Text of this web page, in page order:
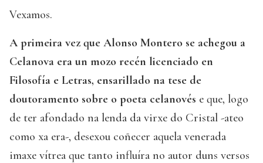
Vexamos.
A primeira vez que Alonso Montero se achegou a
Celanova era un mozo recén licenciado en
Filosofía e Letras, ensarillado na tese de
doutoramento sobre o poeta celanovés e que, logo
de ter afondado na lenda da virxe do Cristal -ateo
como xa era-, desexou coñecer aquela venerada
imaxe vítrea que tanto influíra no autor duns versos